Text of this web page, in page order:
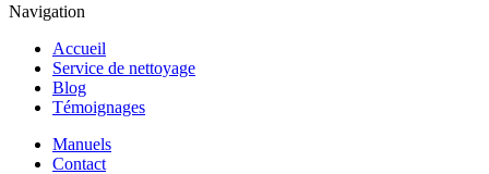
Navigation
Accueil
Service de nettoyage
Blog
Témoignages
Manuels
Contact